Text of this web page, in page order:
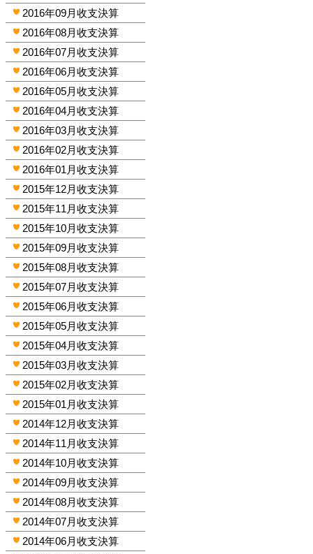
2016年09月收支決算
2016年08月收支決算
2016年07月收支決算
2016年06月收支決算
2016年05月收支決算
2016年04月收支決算
2016年03月收支決算
2016年02月收支決算
2016年01月收支決算
2015年12月收支決算
2015年11月收支決算
2015年10月收支決算
2015年09月收支決算
2015年08月收支決算
2015年07月收支決算
2015年06月收支決算
2015年05月收支決算
2015年04月收支決算
2015年03月收支決算
2015年02月收支決算
2015年01月收支決算
2014年12月收支決算
2014年11月收支決算
2014年10月收支決算
2014年09月收支決算
2014年08月收支決算
2014年07月收支決算
2014年06月收支決算